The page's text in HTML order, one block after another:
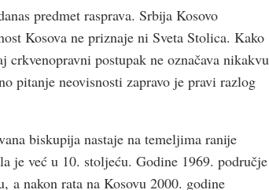
predmet rasprava. Srbija Kosovo
Kosova ne priznaje ni Sveta Stolica. Kako
crkvenopravni postupak ne označava nikakvu
pitanje neovisnosti zapravo je pravi razlog
biskupija nastaje na temeljima ranije
je već u 10. stoljeću. Godine 1969. područje
a nakon rata na Kosovu 2000. godine